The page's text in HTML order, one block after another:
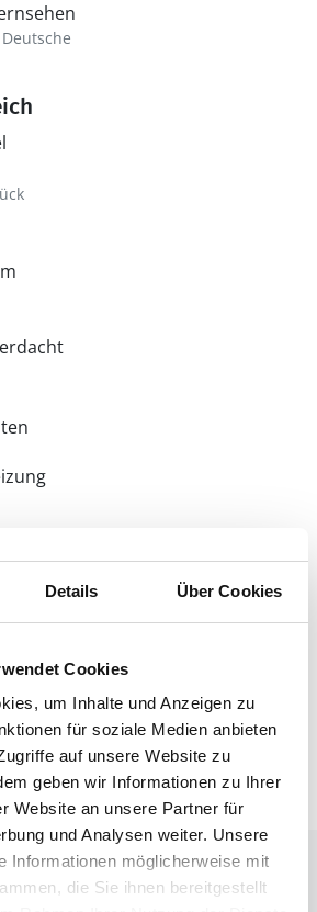
Details Über Cookies
Cookies
um Inhalte und Anzeigen zu
für soziale Medien anbieten
auf unsere Website zu
geben wir Informationen zu Ihrer
Website an unsere Partner für
und Analysen weiter. Unsere
Informationen möglicherweise mit
die Sie ihnen bereitgestellt
finden Sie im
im Buchungsformular.